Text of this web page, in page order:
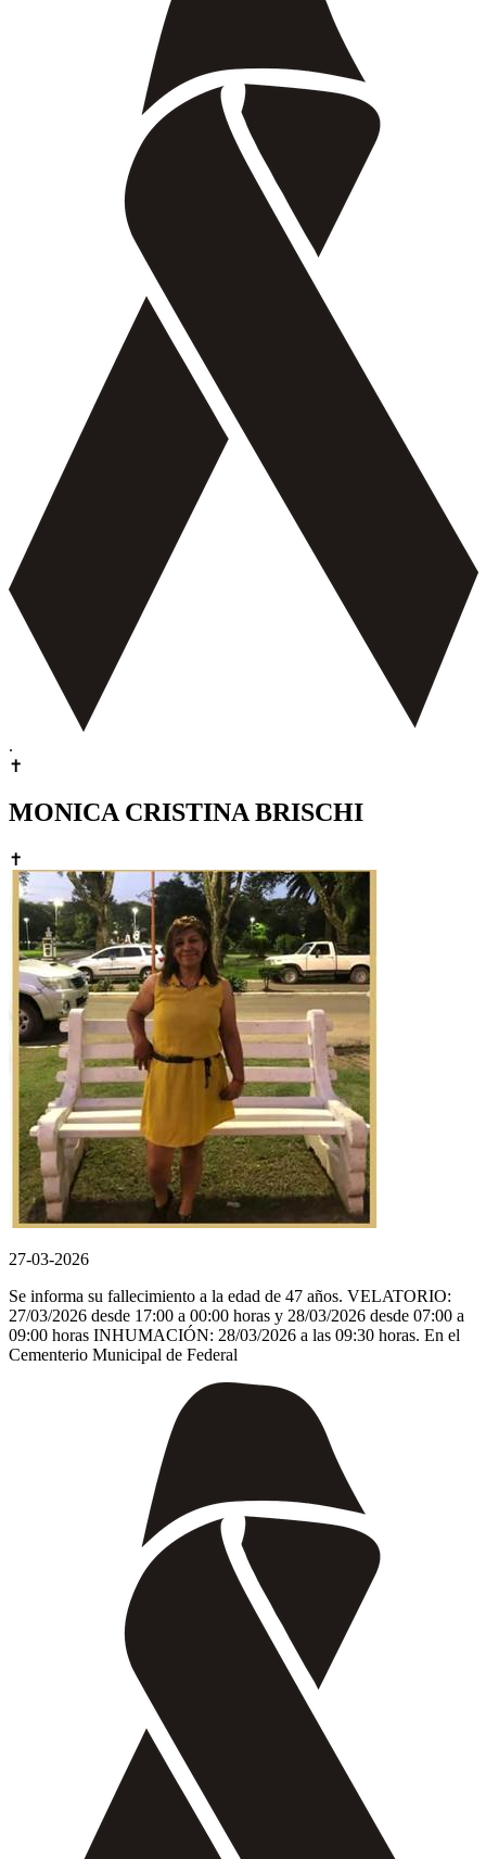
.
✝
MONICA CRISTINA BRISCHI
✝
27-03-2026
Se informa su fallecimiento a la edad de 47 años. VELATORIO:
27/03/2026 desde 17:00 a 00:00 horas y 28/03/2026 desde 07:00 a
09:00 horas INHUMACIÓN: 28/03/2026 a las 09:30 horas. En el
Cementerio Municipal de Federal